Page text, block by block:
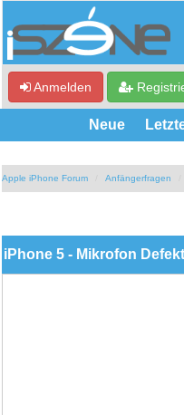
Anmelden
Neue
Apple iPhone Forum Anfängerfragen
iPhone 5 - Mikrofon Defekt